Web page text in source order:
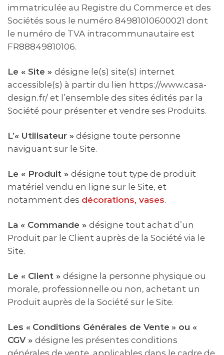
immatriculée au Registre du Commerce et des
Sociétés sous le numéro 84981010600021 dont
le numéro de TVA intracommunautaire est
FR88849810106.
Le « Site » désigne le(s) site(s) internet
accessible(s) à partir du lien https://www.casa-
design.fr/ et l’ensemble des sites édités par la
Société pour présenter et vendre ses Produits.
L’« Utilisateur » désigne toute personne
naviguant sur le Site.
Le « Produit » désigne tout type de produit
matériel vendu en ligne sur le Site, et
notamment des décorations, vases.
La « Commande » désigne tout achat d’un
Produit par le Client auprès de la Société via le
Site.
Le « Client » désigne la personne physique ou
morale, professionnelle ou non, achetant un
Produit auprès de la Société sur le Site.
Les « Conditions Générales de Vente » ou «
CGV » désigne les présentes conditions